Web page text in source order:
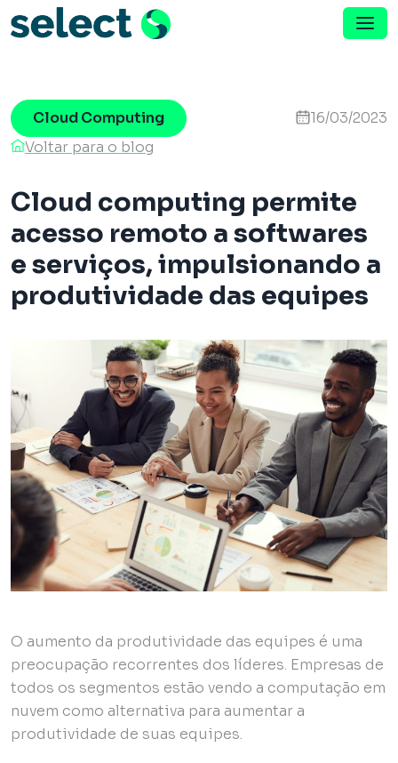
Menu de Navegação
Cloud Computing
16/03/2023
Voltar para o blog
Cloud computing permite
acesso remoto a softwares
e serviços, impulsionando a
produtividade das equipes
O aumento da produtividade das equipes é uma
preocupação recorrentes dos líderes. Empresas de
todos os segmentos estão vendo a computação em
nuvem como alternativa para aumentar a
produtividade de suas equipes.